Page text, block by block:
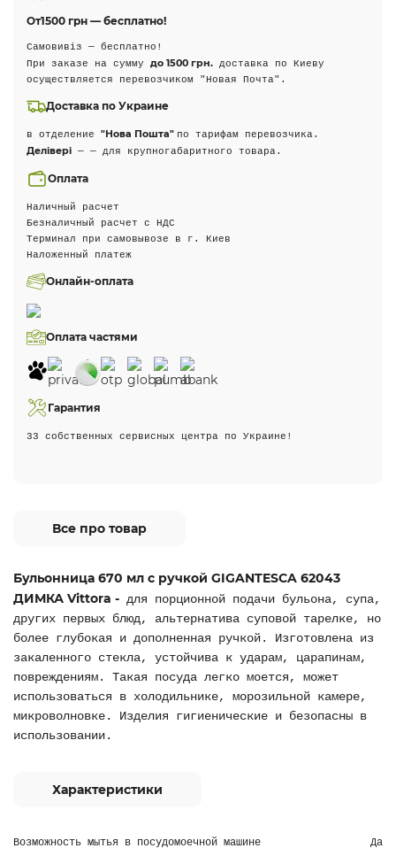
От1500 грн — бесплатно!
Самовивіз — бесплатно!
При заказе на сумму до 1500 грн. доставка по Киеву
осуществляется перевозчиком "Новая Почта".
Доставка по Украине
в отделение "Нова Пошта" по тарифам перевозчика.
Делівері — — для крупногабаритного товара.
Оплата
Наличный расчет
Безналичный расчет с НДС
Терминал при самовывозе в г. Киев
Наложенный платеж
Онлайн-оплата
Оплата частями
Гарантия
33 собственных сервисных центра по Украине!
Все про товар
Бульонница 670 мл с ручкой GIGANTESCA 62043
ДИМКА Vittora - для порционной подачи бульона, супа,
других первых блюд, альтернатива суповой тарелке, но
более глубокая и дополненная ручкой. Изготовлена из
закаленного стекла, устойчива к ударам, царапинам,
повреждениям. Такая посуда легко моется, может
использоваться в холодильнике, морозильной камере,
микроволновке. Изделия гигиенические и безопасны в
использовании.
Характеристики
Возможность мытья в посудомоечной машине Да